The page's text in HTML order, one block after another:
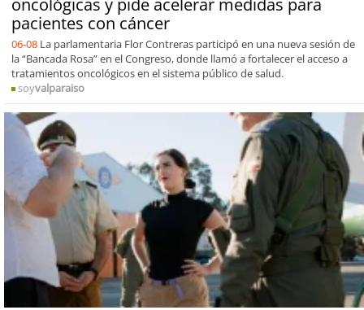
oncológicas y pide acelerar medidas para
pacientes con cáncer
06-08 La parlamentaria Flor Contreras participó en una nueva sesión de
la “Bancada Rosa” en el Congreso, donde llamó a fortalecer el acceso a
tratamientos oncológicos en el sistema público de salud.
soyvalparaiso